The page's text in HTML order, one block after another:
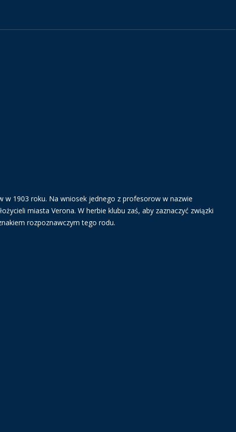
w 1903 roku. Na wniosek jednego z profesorow w nazwie
miasta Verona. W herbie klubu zaś, aby zaznaczyć związki
rozpoznawczym tego rodu.